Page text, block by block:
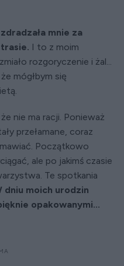
mnie za
I to z moim
rozgoryczenie i żal...
mógłbym się
nie ma racji. Ponieważ
przełamane, coraz
Początkowo
ale po jakimś czasie
Te spotkania
dniu moich urodzin
opakowanymi...